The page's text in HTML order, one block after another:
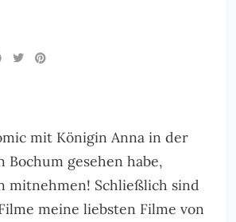
mit Königin Anna in der
Bochum gesehen habe,
mitnehmen! Schließlich sind
meine liebsten Filme von